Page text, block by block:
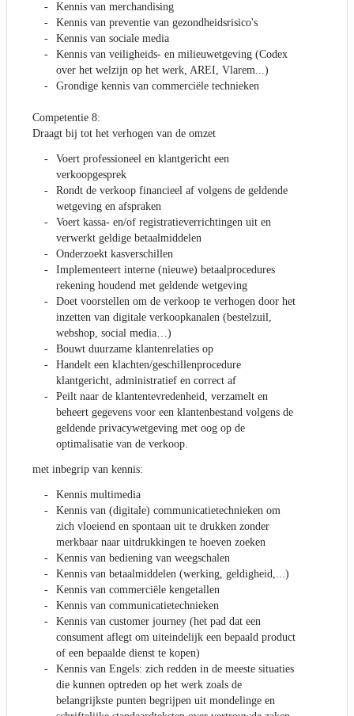
Kennis van merchandising
Kennis van preventie van gezondheidsrisico's
Kennis van sociale media
Kennis van veiligheids- en milieuwetgeving (Codex
over het welzijn op het werk, AREI, Vlarem...)
Grondige kennis van commerciële technieken
Competentie 8:
Draagt bij tot het verhogen van de omzet
Voert professioneel en klantgericht een
verkoopgesprek
Rondt de verkoop financieel af volgens de geldende
wetgeving en afspraken
Voert kassa- en/of registratieverrichtingen uit en
verwerkt geldige betaalmiddelen
Onderzoekt kasverschillen
Implementeert interne (nieuwe) betaalprocedures
rekening houdend met geldende wetgeving
Doet voorstellen om de verkoop te verhogen door het
inzetten van digitale verkoopkanalen (bestelzuil,
webshop, social media…)
Bouwt duurzame klantenrelaties op
Handelt een klachten/geschillenprocedure
klantgericht, administratief en correct af
Peilt naar de klantentevredenheid, verzamelt en
beheert gegevens voor een klantenbestand volgens de
geldende privacywetgeving met oog op de
optimalisatie van de verkoop.
met inbegrip van kennis:
Kennis multimedia
Kennis van (digitale) communicatietechnieken om
zich vloeiend en spontaan uit te drukken zonder
merkbaar naar uitdrukkingen te hoeven zoeken
Kennis van bediening van weegschalen
Kennis van betaalmiddelen (werking, geldigheid,...)
Kennis van commerciële kengetallen
Kennis van communicatietechnieken
Kennis van customer journey (het pad dat een
consument aflegt om uiteindelijk een bepaald product
of een bepaalde dienst te kopen)
Kennis van Engels: zich redden in de meeste situaties
die kunnen optreden op het werk zoals de
belangrijkste punten begrijpen uit mondelinge en